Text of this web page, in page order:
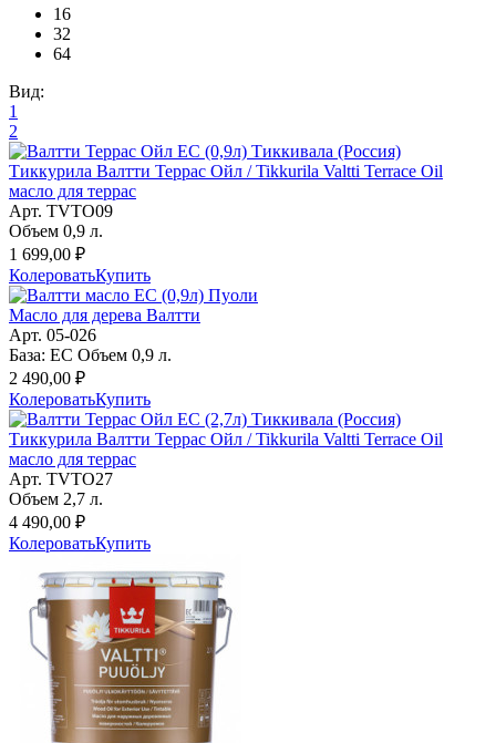
16
32
64
Вид:
1
2
Тиккурила Валтти Террас Ойл / Tikkurila Valtti Terrace Oil
масло для террас
Арт. TVTO09
Объем 0,9 л.
1 699,00 ₽
КолероватьКупить
Масло для дерева Валтти
Арт. 05-026
База: EC Объем 0,9 л.
2 490,00 ₽
КолероватьКупить
Тиккурила Валтти Террас Ойл / Tikkurila Valtti Terrace Oil
масло для террас
Арт. TVTO27
Объем 2,7 л.
4 490,00 ₽
КолероватьКупить